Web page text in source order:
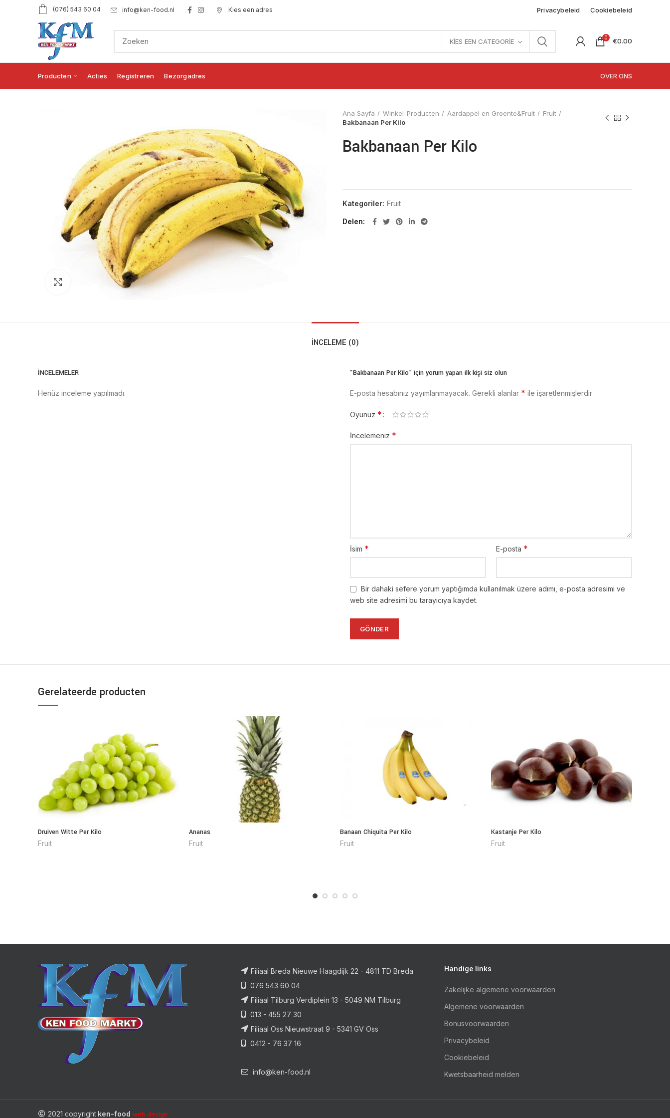
(076) 543 60 04 info@ken-food.nl Kies een adres Privacybeleid Cookiebeleid
KIES EEN CATEGORIE 0 €0.00
Producten Acties Registreren Bezorgadres OVER ONS
Click to enlarge
Ana Sayfa Winkel-Producten Aardappel en Groente&Fruit
Fruit
Bakbanaan Per Kilo
Bakbanaan Per Kilo
Kategoriler: Fruit
Delen
İNCELEME (0)
İNCELEMELER
Henüz inceleme yapılmadı.
“Bakbanaan Per Kilo” için yorum yapan ilk kişi siz olun
E-posta hesabınız yayımlanmayacak. Gerekli alanlar * ile işaretlenmişlerdir
Oyunuz *
İncelemeniz *
İsim * E-posta *
Bir dahaki sefere yorum yaptığımda kullanılmak üzere adımı, e-posta adresimi ve
web site adresimi bu tarayıcıya kaydet.
Gerelateerde producten
Druiven Witte Per Kilo
Fruit
Ananas
Fruit
Banaan Chiquita Per Kilo
Fruit
Kastanje Per Kilo
Fruit
Filiaal Breda Nieuwe Haagdijk 22 - 4811 TD Breda
076 543 60 04
Filiaal Tilburg Verdiplein 13 - 5049 NM Tilburg
013 - 455 27 30
Filiaal Oss Nieuwstraat 9 - 5341 GV Oss
0412 - 76 37 16
info@ken-food.nl
Handige links
Zakelijke algemene voorwaarden
Algemene voorwaarden
Bonusvoorwaarden
Privacybeleid
Cookiebeleid
Kwetsbaarheid melden
2021 copyright ken-food web design